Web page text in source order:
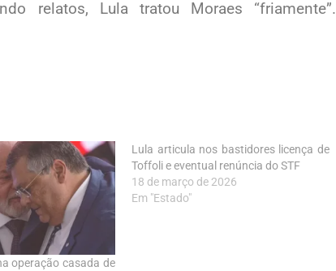
relatos, Lula tratou Moraes “friamente”.
operação casada de
Lula articula nos bastidores licença de
Toffoli e eventual renúncia do STF
18 de março de 2026
Em "Estado"